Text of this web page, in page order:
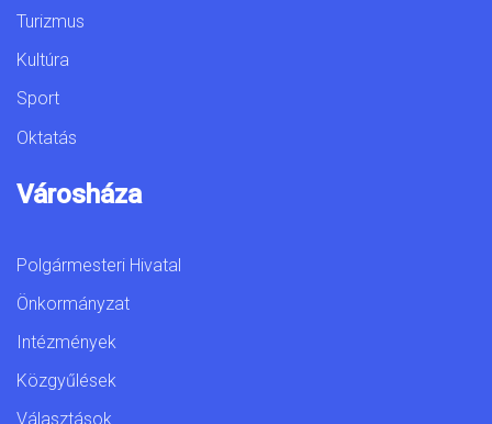
Turizmus
Kultúra
Sport
Oktatás
Városháza
Polgármesteri Hivatal
Önkormányzat
Intézmények
Közgyűlések
Választások